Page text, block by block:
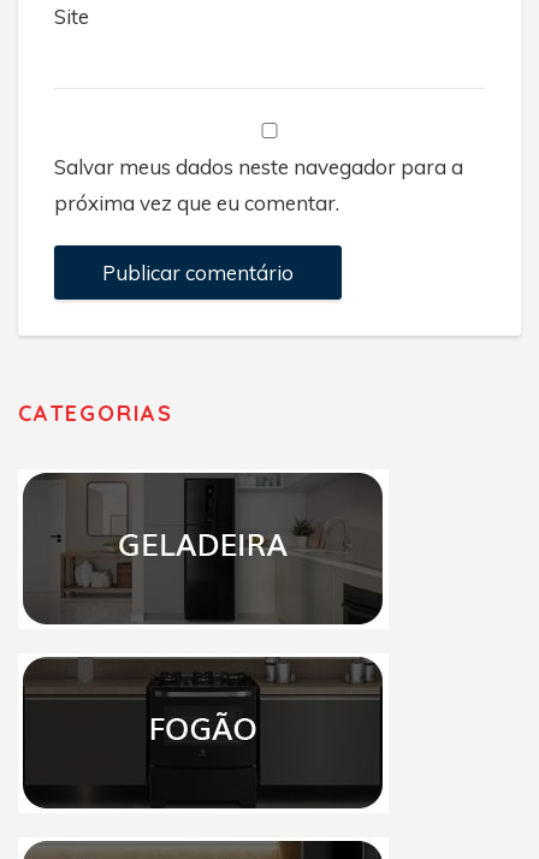
Site
Salvar meus dados neste navegador para a
próxima vez que eu comentar.
CATEGORIAS